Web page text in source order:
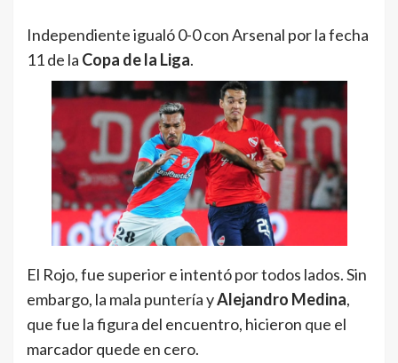
Independiente igualó 0-0 con Arsenal por la fecha
11 de la Copa de la Liga.
El Rojo, fue superior e intentó por todos lados. Sin
embargo, la mala puntería yAlejandro Medina,
que fue la figura del encuentro, hicieron que el
marcador quede en cero.